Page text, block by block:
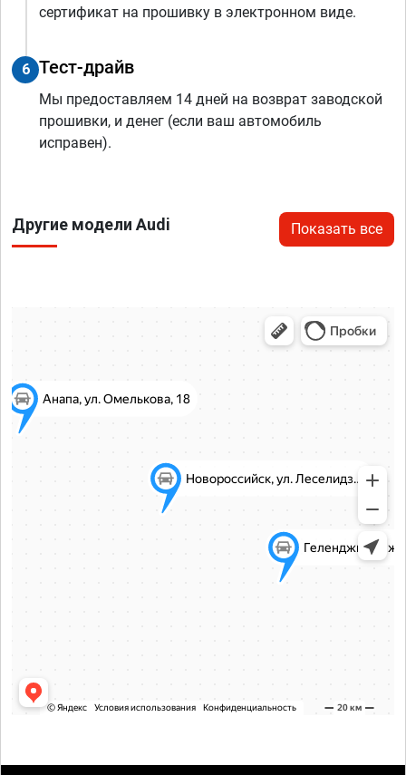
сертификат на прошивку в электронном виде.
6 Тест-драйв
Мы предоставляем 14 дней на возврат заводской
прошивки, и денег (если ваш автомобиль
исправен).
Другие модели Audi Показать все